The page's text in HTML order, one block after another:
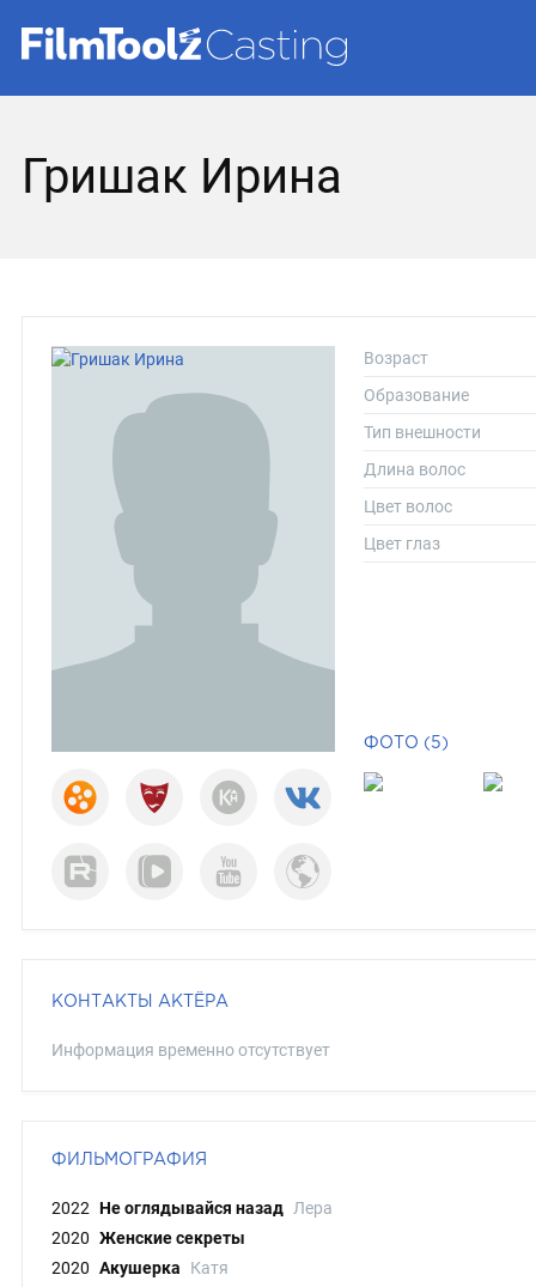
Гришак Ирина
Возраст
Образование
Тип внешности
Длина волос
Цвет волос
Цвет глаз
ФОТО (5)
КОНТАКТЫ АКТЁРА
Информация временно отсутствует
ФИЛЬМОГРАФИЯ
2022 Не оглядывайся назад Лера
2020 Женские секреты
2020 Акушерка
Катя